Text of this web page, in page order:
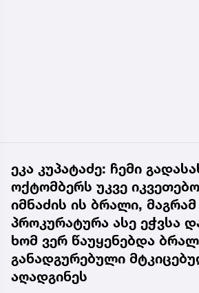
ეკა კუპატაძე: ჩემი
ოქტომბერს უკვე
იმნაძის ის ბრალი, მაგრამ
პროკურატურა ასე ეჭვსა
ხომ ვერ წაუყენებდა
განადგურებული
აღადგინეს